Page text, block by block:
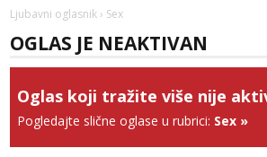
tel:0,93€ - mob:1,12€ min
Ela
Čekam tvoj poziv!
tel:0,93€ - mob:1,12€ min
Ljubavni oglasnik › Sex
OGLAS JE NEAKTIVAN
Oglas koji tražite više nije
Pogledajte slične oglase u rubrici: Sex »